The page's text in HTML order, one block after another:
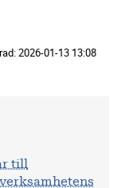
2026-01-13 13:08
till